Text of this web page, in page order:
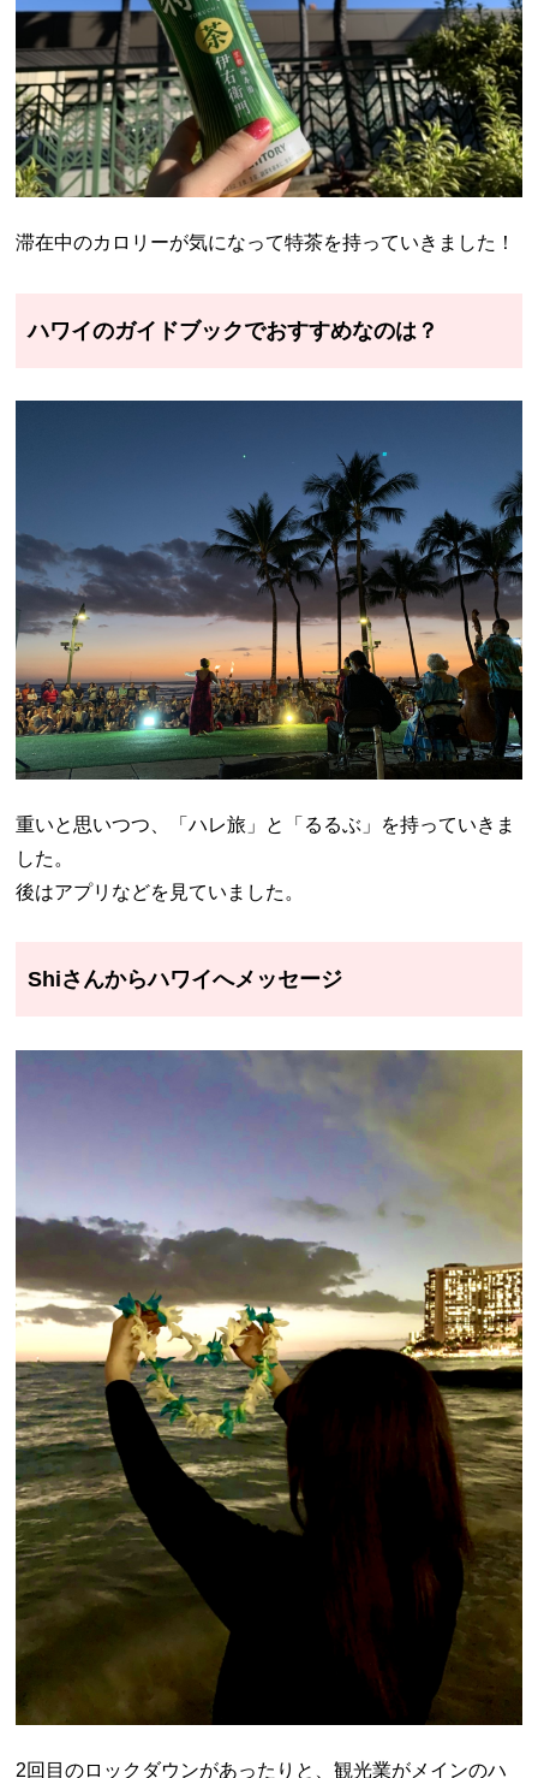
滞在中のカロリーが気になって特茶を持っていきました！
ハワイのガイドブックでおすすめなのは？
重いと思いつつ、「ハレ旅」と「るるぶ」を持っていきま
した。
後はアプリなどを見ていました。
Shiさんからハワイへメッセージ
2回目のロックダウンがあったりと、観光業がメインのハ